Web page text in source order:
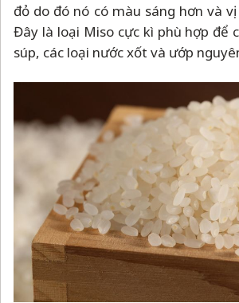
đỏ do đó nó có màu sáng hơn và
Đây là loại Miso cực kì phù hợp để
súp, các loại nước xốt và ướp